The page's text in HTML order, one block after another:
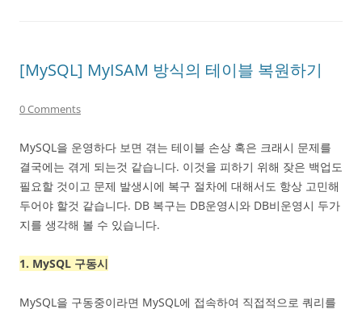
[MySQL] MyISAM 방식의 테이블 복원하기
0 Comments
MySQL을 운영하다 보면 겪는 테이블 손상 혹은 크래시 문제를
결국에는 겪게 되는것 같습니다. 이것을 피하기 위해 잦은 백업도
필요할 것이고 문제 발생시에 복구 절차에 대해서도 항상 고민해
두어야 할것 같습니다. DB 복구는 DB운영시와 DB비운영시 두가
지를 생각해 볼 수 있습니다.
1. MySQL 구동시
MySQL을 구동중이라면 MySQL에 접속하여 직접적으로 쿼리를